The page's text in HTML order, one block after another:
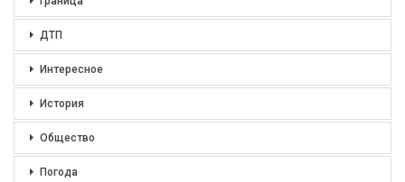
ДТП
Интересное
История
Общество
Погода